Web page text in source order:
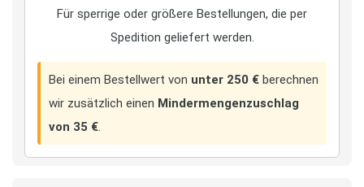
Für sperrige oder größere Bestellungen, die per
Spedition geliefert werden.
Bei einem Bestellwert von unter 250 € berechnen
wir zusätzlich einen Mindermengenzuschlag
von 35 €